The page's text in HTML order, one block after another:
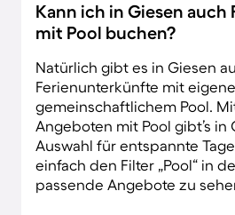
Kann ich in Giesen auch
mit Pool buchen?
Natürlich gibt es in Giesen
Ferienunterkünfte mit
gemeinschaftlichem Pool.
Angeboten mit Pool gibt’s in
Auswahl für entspannte
einfach den Filter „Pool“ in
passende Angebote zu